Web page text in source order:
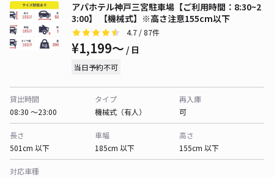
アパホテル神戸三宮駐車場【ご利用時間：8:30~2
3:00】 【機械式】※高さ注意155cm以下
4.7 / 87件
¥1,199〜 / 日
当日予約不可
貸出時間
08:30 〜23:00
タイプ
機械式（有人）
再入庫
可
長さ
501cm 以下
車幅
185cm 以下
高さ
155cm 以下
対応車種